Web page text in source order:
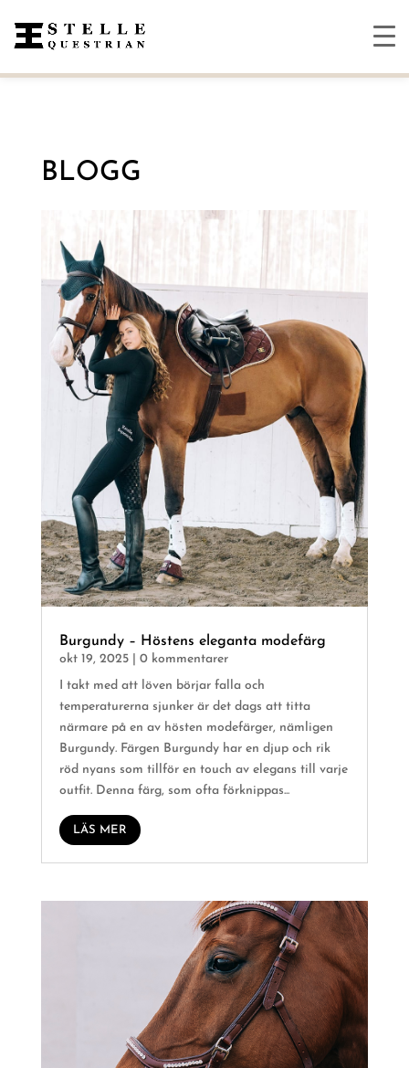
BLOGG
Burgundy – Höstens eleganta modefärg
okt 19, 2025| 0 kommentarer
I takt med att löven börjar falla och
temperaturerna sjunker är det dags att titta
närmare på en av hösten modefärger, nämligen
Burgundy. Färgen Burgundy har en djup och rik
röd nyans som tillför en touch av elegans till varje
outfit. Denna färg, som ofta förknippas...
LÄS MER